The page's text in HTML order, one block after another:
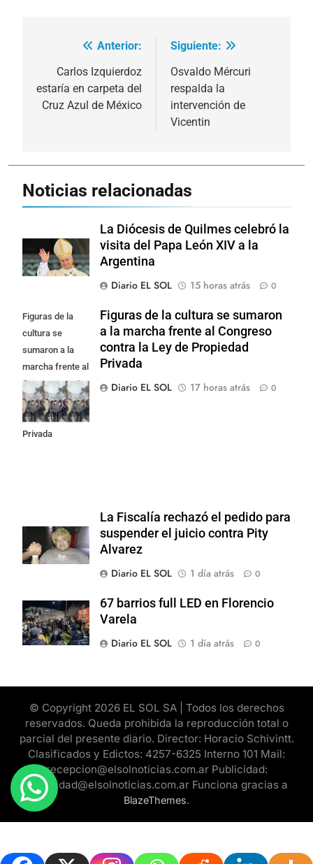
Navegación
entradas
Anterior:
Carlos Izquierdoz
estaría en carpeta del
Cruz Azul de México
Siguiente:
Osvaldo Mércuri
respalda la
intervención de
Vicentin
Noticias relacionadas
La Diócesis de Quilmes celebró la
visita del Papa León XIV a la
Argentina
Diario EL SOL
15 horas atrás 0
Figuras de la
cultura se
sumaron a la
marcha frente al
Congreso contra
la Ley de
Propiedad
Privada
Figuras de la cultura se sumaron
a la marcha frente al Congreso
contra la Ley de Propiedad
Privada
Diario EL SOL
17 horas atrás 0
La Fiscalía rechazó el pedido para
suspender el juicio contra Pity
Alvarez
Diario EL SOL
1 día atrás 0
67 barrios full LED en Florencio
Varela
Diario EL SOL
1 día atrás 0
© Copyright 2026 EL SOL SA | Todos los derechos
reservados. Queda prohibida la reproducción total o
parcial del presente diario. Director: Horacio Schivintt.
Clasificados y Edictos: 4257-6325 Interno 101 Mail:
recepcion@elsolnoticias.com.ar Publicidad:
publicidad@elsolnoticias.com.ar Funciona gracias a
BlazeThemes.